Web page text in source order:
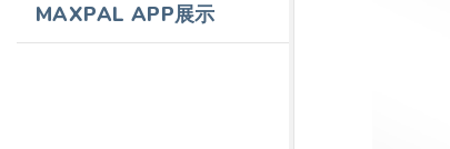
MAXPAL APP展示